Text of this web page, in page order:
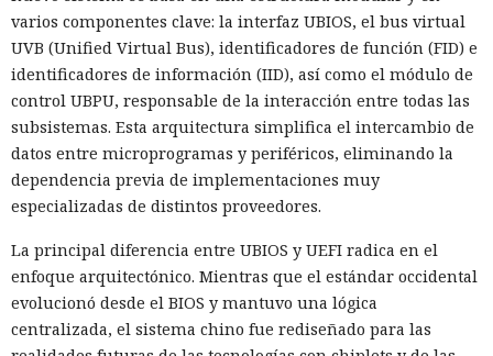
varios componentes clave: la interfaz UBIOS, el bus virtual
UVB (Unified Virtual Bus), identificadores de función (FID) e
identificadores de información (IID), así como el módulo de
control UBPU, responsable de la interacción entre todas las
subsistemas. Esta arquitectura simplifica el intercambio de
datos entre microprogramas y periféricos, eliminando la
dependencia previa de implementaciones muy
especializadas de distintos proveedores.
La principal diferencia entre UBIOS y UEFI radica en el
enfoque arquitectónico. Mientras que el estándar occidental
evolucionó desde el BIOS y mantuvo una lógica
centralizada, el sistema chino fue rediseñado para las